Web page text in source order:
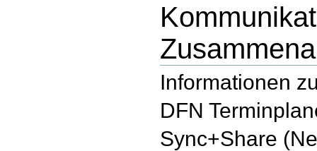
Informationen
DFN
Sync+Share